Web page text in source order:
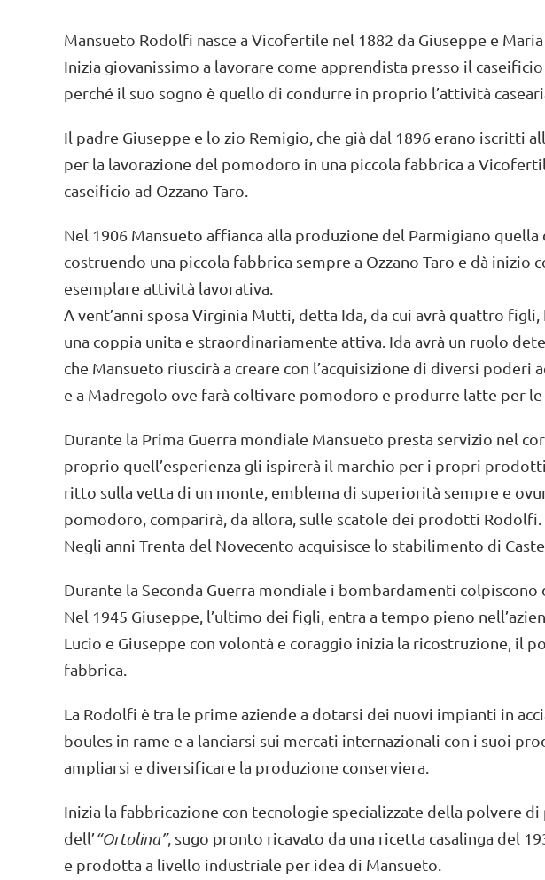
Mansueto Rodolfi nasce a Vicofertile nel 1882 da Giuseppe e
Inizia giovanissimo a lavorare come apprendista presso il
perché il suo sogno è quello di condurre in proprio l’attività
Il padre Giuseppe e lo zio Remigio, che già dal 1896 erano iscritti
per la lavorazione del pomodoro in una piccola fabbrica a
caseificio ad Ozzano Taro.
Nel 1906 Mansueto affianca alla produzione del Parmigiano
costruendo una piccola fabbrica sempre a Ozzano Taro e dà inizio
esemplare attività lavorativa.
A vent’anni sposa Virginia Mutti, detta Ida, da cui avrà quattro figli,
una coppia unita e straordinariamente attiva. Ida avrà un ruolo
che Mansueto riuscirà a creare con l’acquisizione di diversi
e a Madregolo ove farà coltivare pomodoro e produrre latte per
Durante la Prima Guerra mondiale Mansueto presta servizio nel
proprio quell’esperienza gli ispirerà il marchio per i propri prodotti
ritto sulla vetta di un monte, emblema di superiorità sempre e
pomodoro, comparirà, da allora, sulle scatole dei prodotti Rodolfi.
Negli anni Trenta del Novecento acquisisce lo stabilimento di
Durante la Seconda Guerra mondiale i bombardamenti
Nel 1945 Giuseppe, l’ultimo dei figli, entra a tempo pieno
Lucio e Giuseppe con volontà e coraggio inizia la ricostruzione, il
fabbrica.
La Rodolfi è tra le prime aziende a dotarsi dei nuovi impianti in
boules in rame e a lanciarsi sui mercati internazionali con i suoi
ampliarsi e diversificare la produzione conserviera.
Inizia la fabbricazione con tecnologie specializzate della polvere
dell’“Ortolina”, sugo pronto ricavato da una ricetta casalinga del
e prodotta a livello industriale per idea di Mansueto.